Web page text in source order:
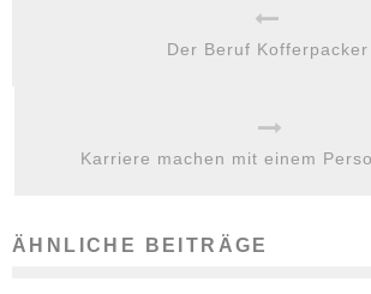
Der Beruf Kofferpacker
Karriere machen mit einem
ÄHNLICHE BEITRÄGE